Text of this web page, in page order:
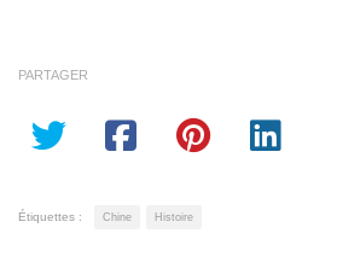
PARTAGER
Étiquettes : Chine Histoire